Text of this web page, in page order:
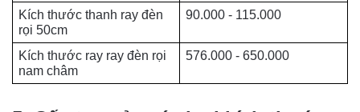
Kích thước thanh ray đèn
rọi 50cm
90.000 - 115.000
Kích thước ray ray đèn rọi
nam châm
576.000 - 650.000